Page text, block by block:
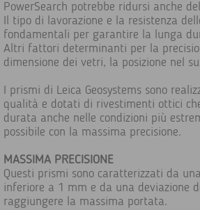
PowerSearch potrebbe ridursi anche
Il tipo di lavorazione e la resistenza
fondamentali per garantire la lunga
Altri fattori determinanti per la
dimensione dei vetri, la posizione nel
I prismi di Leica Geosystems sono
qualità e dotati di rivestimenti ottici
durata anche nelle condizioni più
possibile con la massima precisione.
MASSIMA PRECISIONE
Questi prismi sono caratterizzati da
inferiore a 1 mm e da una deviazione
raggiungere la massima portata.